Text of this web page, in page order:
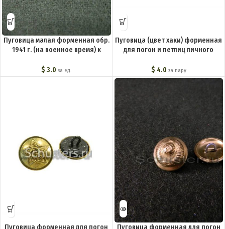
Пуговица малая форменная обр.
1941 г. (на военное время) к
состава M3-010-F
$ 3.0 за ед.
Пуговица (цвет хаки) форменная
для погон и петлиц личного
$ 4.0 за пару